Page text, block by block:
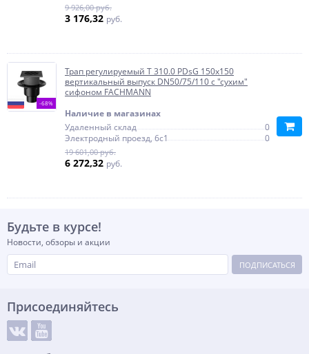
9 926,00 руб.
3 176,32 руб.
-68%
Трап регулируемый T 310.0 PDsG 150x150
вертикальный выпуск DN50/75/110 с "сухим"
сифоном FACHMANN
Наличие в магазинах
Удаленный склад
0
Электродный проезд, 6с1
0
19 601,00 руб.
6 272,32 руб.
Будьте в курсе!
Новости, обзоры и акции
ПОДПИСАТЬСЯ
Присоединяйтесь